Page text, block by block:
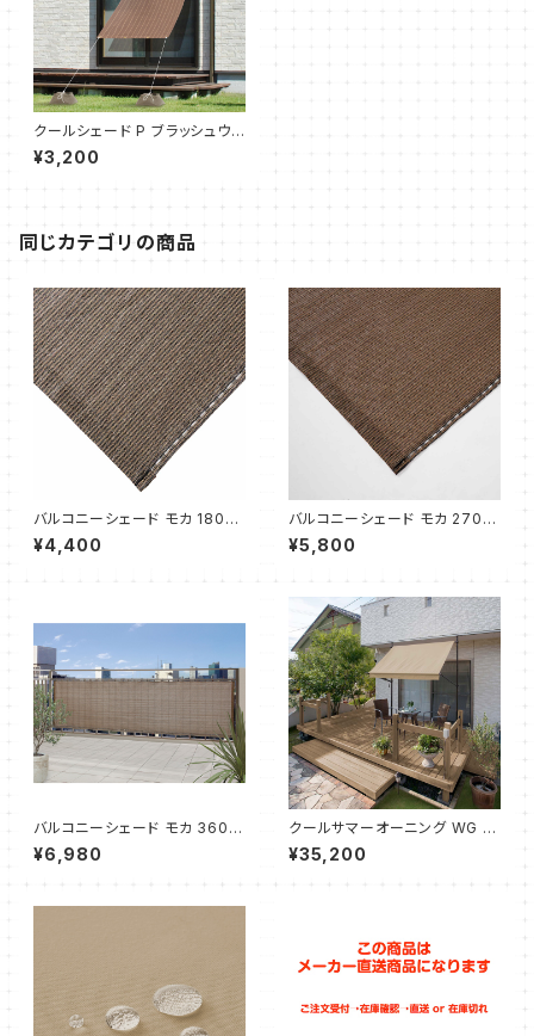
クールシェード P ブラッシュウッ
ド 100x200（1枚）タカショー
¥3,200
同じカテゴリの商品
バルコニーシェード モカ 180x1
00cm（2枚セット）タカショー
¥4,400
バルコニーシェード モカ 270x1
00cm（2枚セット）タカショー
¥5,800
バルコニーシェード モカ 360x1
00cm（2枚セット）タカショー
¥6,980
クールサマーオーニング WG B
E 2000（1枚）タカショー
¥35,200